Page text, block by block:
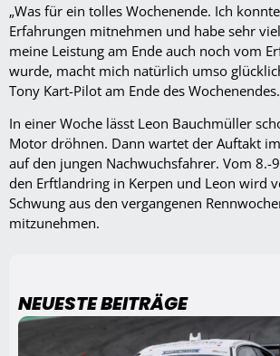
NEUESTE BEITRÄGE
„Was für ein tolles Wochenende. Ich
Erfahrungen mitnehmen und habe sehr
meine Leistung am Ende auch noch vom
wurde, macht mich natürlich umso
Tony Kart-Pilot am Ende des Wochenendes.
In einer Woche lässt Leon Bauchmüller
Motor dröhnen. Dann wartet der Auftakt im
auf den jungen Nachwuchsfahrer. Vom 8.-
den Erftlandring in Kerpen und Leon wird
Schwung aus den vergangenen
mitzunehmen.